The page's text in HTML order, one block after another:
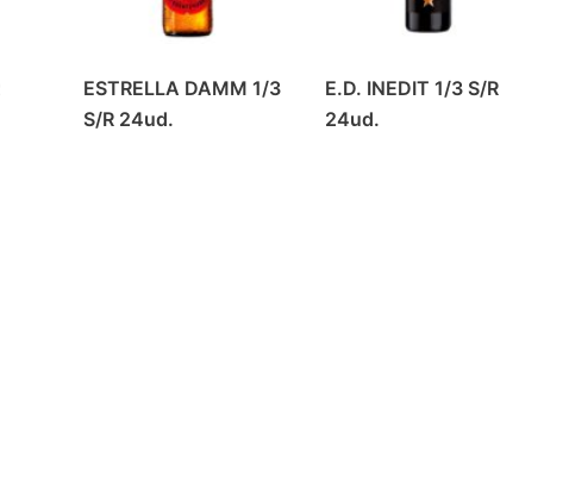
ESTRELLA DAMM 1/3
S/R 24ud.
E.D. INEDIT 1/3 S/R
24ud.